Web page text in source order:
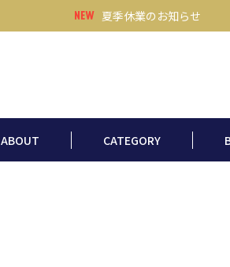
夏季休業のお知らせ
ABOUT CATEGORY